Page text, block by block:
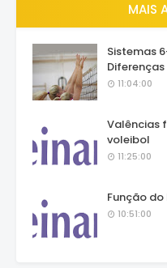
MAIS
Sistemas
11:04:00
Valências
voleibol
11:25:00
Função
10:51:00